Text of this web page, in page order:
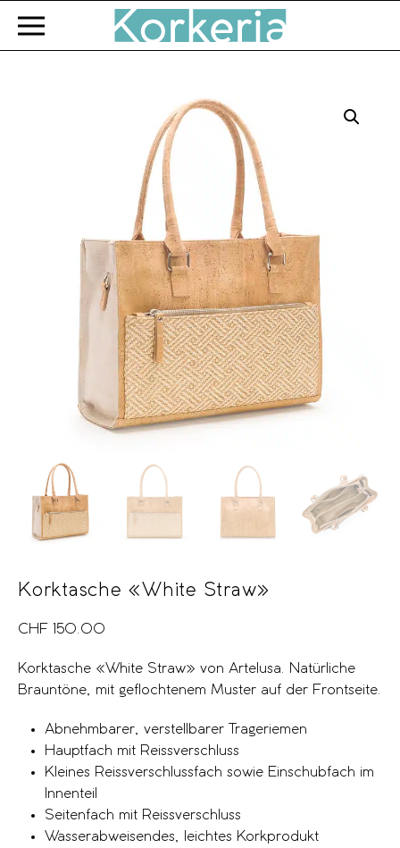
Zum Hauptinhalt springen
Korktasche «White Straw»
CHF 150.00
Korktasche «White Straw» von Artelusa. Natürliche
Brauntöne, mit geflochtenem Muster auf der Frontseite.
Abnehmbarer, verstellbarer Trageriemen
Hauptfach mit Reissverschluss
Kleines Reissverschlussfach sowie Einschubfach im
Innenteil
Seitenfach mit Reissverschluss
Wasserabweisendes, leichtes Korkprodukt